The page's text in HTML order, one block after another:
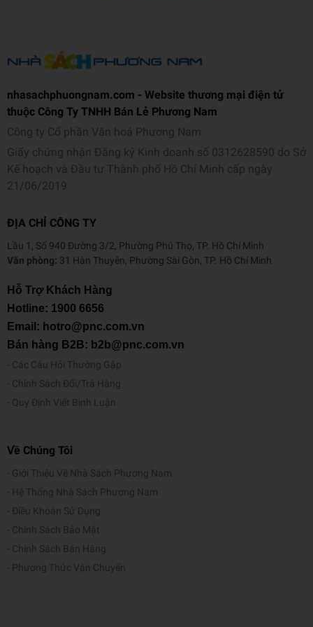
nhasachphuongnam.com - Website thương mại điện tử
thuộc Công Ty TNHH Bán Lẻ Phương Nam
Công ty Cổ phần Văn hoá Phương Nam
Giấy chứng nhận Đăng ký Kinh doanh số 0312628590 do Sở
Kế hoạch và Đầu tư Thành phố Hồ Chí Minh cấp ngày
21/06/2019
ĐỊA CHỈ CÔNG TY
Lầu 1, Số 940 Đường 3/2, Phường Phú Thọ, TP. Hồ Chí Minh
Văn phòng: 31 Hàn Thuyên, Phường Sài Gòn, TP. Hồ Chí Minh
Hỗ Trợ Khách Hàng
Hotline: 1900 6656
Email: hotro@pnc.com.vn
Bán hàng B2B: b2b@pnc.com.vn
Các Câu Hỏi Thường Gặp
Chính Sách Đổi/Trả Hàng
Quy Định Viết Bình Luận
Về Chúng Tôi
Giới Thiệu Về Nhà Sách Phương Nam
Hệ Thống Nhà Sách Phương Nam
Điều Khoản Sử Dụng
Chính Sách Bảo Mật
Chính Sách Bán Hàng
Phương Thức Vận Chuyển